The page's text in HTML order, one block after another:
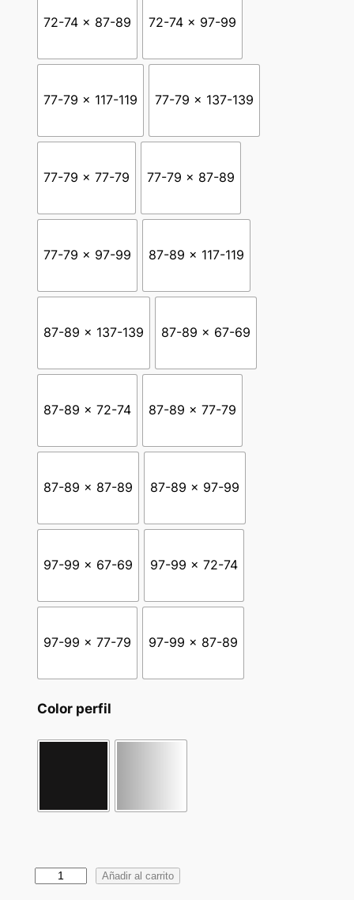
s
t
6
1
4
4
72-74 x 87-89 72-74 x 97-99
77-79 x 117-119 77-79 x 137-139
77-79 x 77-79 77-79 x 87-89
77-79 x 97-99 87-89 x 117-119
87-89 x 137-139 87-89 x 67-69
87-89 x 72-74 87-89 x 77-79
87-89 x 87-89 87-89 x 97-99
97-99 x 67-69 97-99 x 72-74
97-99 x 77-79 97-99 x 87-89
Color perfil
Añadir al carrito